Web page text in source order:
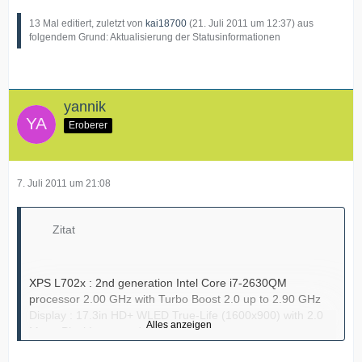
13 Mal editiert, zuletzt von kai18700 (21. Juli 2011 um 12:37) aus
folgendem Grund: Aktualisierung der Statusinformationen
yannik
Eroberer
7. Juli 2011 um 21:08
Zitat
XPS L702x : 2nd generation Intel Core i7-2630QM
processor 2.00 GHz with Turbo Boost 2.0 up to 2.90 GHz
Display : 17.3in HD+ WLED True-Life (1600x900) with 2.0
Mega Pixel Integrated Camera
Alles anzeigen